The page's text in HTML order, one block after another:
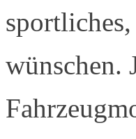
wünschen.